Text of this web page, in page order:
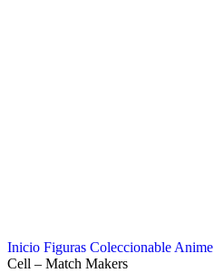
Inicio Figuras Coleccionable Anime
Cell – Match Makers